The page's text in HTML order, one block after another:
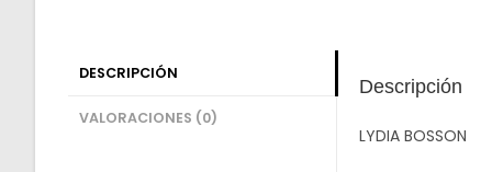
DESCRIPCIÓN
VALORACIONES (0)
Descripción
LYDIA BOSSON